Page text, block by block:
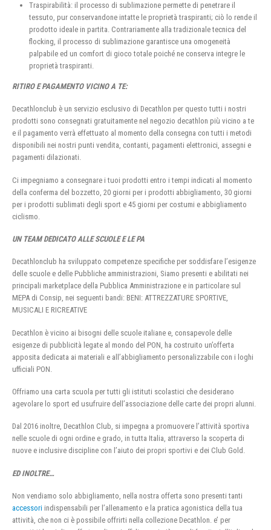
Traspirabilità: il processo di sublimazione permette di penetrare il
tessuto, pur conservandone intatte le proprietà traspiranti; ciò lo rende il
prodotto ideale in partita. Contrariamente alla tradizionale tecnica del
flocking, il processo di sublimazione garantisce una omogeneità
palpabile ed un comfort di gioco totale poiché ne conserva integre le
proprietà traspiranti.
RITIRO E PAGAMENTO VICINO A TE:
Decathlonclub è un servizio esclusivo di Decathlon per questo tutti i nostri
prodotti sono consegnati gratuitamente nel negozio decathlon più vicino a te
e il pagamento verrà effettuato al momento della consegna con tutti i metodi
disponibili nei nostri punti vendita, contanti, pagamenti elettronici, assegni e
pagamenti dilazionati.
Ci impegniamo a consegnare i tuoi prodotti entro i tempi indicati al momento
della conferma del bozzetto, 20 giorni per i prodotti abbigliamento, 30 giorni
per i prodotti sublimati degli sport e 45 giorni per costumi e abbigliamento
ciclismo.
UN TEAM DEDICATO ALLE SCUOLE E LE PA
Decathlonclub ha sviluppato competenze specifiche per soddisfare l’esigenze
delle scuole e delle Pubbliche amministrazioni, Siamo presenti e abilitati nei
principali marketplace della Pubblica Amministrazione e in particolare sul
MEPA di Consip, nei seguenti bandi: BENI: ATTREZZATURE SPORTIVE,
MUSICALI E RICREATIVE
Decathlon è vicino ai bisogni delle scuole italiane e, consapevole delle
esigenze di pubblicità legate al mondo del PON, ha costruito un’offerta
apposita dedicata ai materiali e all’abbigliamento personalizzabile con i loghi
ufficiali PON.
Offriamo una carta scuola per tutti gli istituti scolastici che desiderano
agevolare lo sport ed usufruire dell’associazione delle carte dei propri alunni.
Dal 2016 inoltre, Decathlon Club, si impegna a promuovere l’attività sportiva
nelle scuole di ogni ordine e grado, in tutta Italia, attraverso la scoperta di
nuove e inclusive discipline con l’aiuto dei propri sportivi e dei Club Gold.
ED INOLTRE…
Non vendiamo solo abbigliamento, nella nostra offerta sono presenti tanti
accessori indispensabili per l’allenamento e la pratica agonistica della tua
attività, che non ci è possibile offrirti nella collezione Decathlon. e’ per